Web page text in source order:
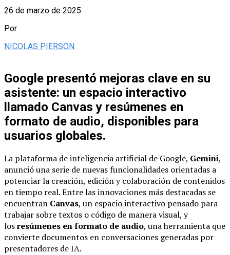
26 de marzo de 2025
Por
NICOLAS PIERSON
Google presentó mejoras clave en su
asistente: un espacio interactivo
llamado Canvas y resúmenes en
formato de audio, disponibles para
usuarios globales.
La plataforma de inteligencia artificial de Google, Gemini,
anunció una serie de nuevas funcionalidades orientadas a
potenciar la creación, edición y colaboración de contenidos
en tiempo real. Entre las innovaciones más destacadas se
encuentran Canvas, un espacio interactivo pensado para
trabajar sobre textos o código de manera visual, y
losresúmenes en formato de audio, una herramienta que
convierte documentos en conversaciones generadas por
presentadores de IA.